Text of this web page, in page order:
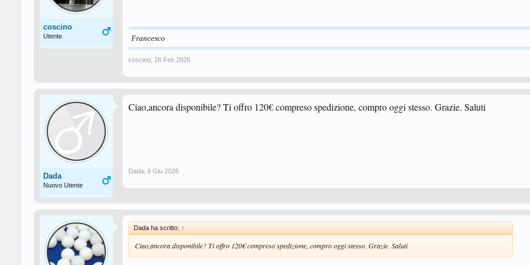
coscino
Utente Francesco
coscino 26 Feb 2026
Dada
Nuovo Utente
Ciao,ancora disponibile? Ti offro 120€ compreso spedizione, compro oggi stesso. Grazie. Saluti
Dada 9 Giu 2026
Dada ha scritto: ↑
Ciao,ancora disponibile? Ti offro 120€ compreso spedizione, compro oggi stesso. Grazie. Saluti